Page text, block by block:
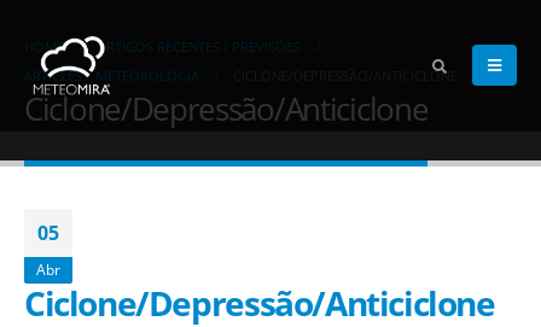
HOME
ARTIGOS RECENTES / PREVISÕES
ARTICLES, METEOROLOGIA CICLONE/DEPRESSÃO/ANTICICLONE
Ciclone/Depressão/Anticiclone
05
Abr
Ciclone/Depressão/Anticiclone